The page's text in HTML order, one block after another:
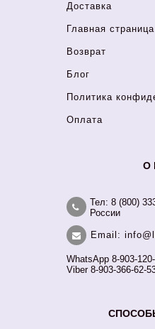
Доставка
Главная страница
Возврат
Блог
Политика
Оплата
О
Тел: 8 (800)
России
Email:
WhatsApp 8-903-
Viber 8-903-366-62-